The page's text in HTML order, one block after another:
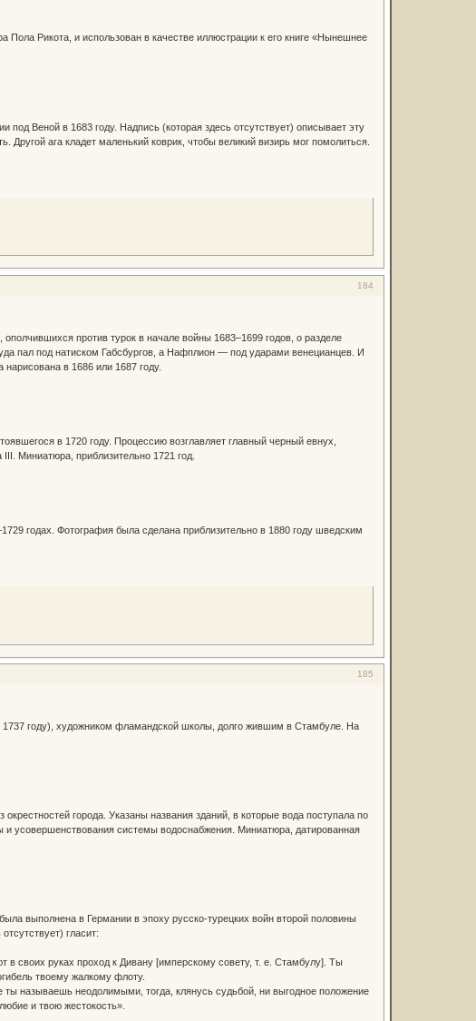
Рикота, и использован в качестве иллюстрации к его книге «Нынешнее
Веной в 1683 году. Надпись (которая здесь отсутствует) описывает эту
Другой ага кладет маленький коврик, чтобы великий визирь мог помолиться.
184
против турок в начале войны 1683–1699 годов, о разделе
пал под натиском Габсбургов, а Нафплион — под ударами венецианцев. И
в 1686 или 1687 году.
в 1720 году. Процессию возглавляет главный черный евнух,
Миниатюра, приблизительно 1721 год.
годах. Фотография была сделана приблизительно в 1880 году шведским
185
году), художником фламандской школы, долго жившим в Стамбуле. На
города. Указаны названия зданий, в которые вода поступала по
и усовершенствования системы водоснабжения. Миниатюра, датированная
выполнена в Германии в эпоху русско-турецких войн второй половины
гласит:
своих руках проход к Дивану [имперскому совету, т. е. Стамбулу]. Ты
твоему жалкому флоту.
называешь неодолимыми, тогда, клянусь судьбой, ни выгодное положение
и твою жестокость».